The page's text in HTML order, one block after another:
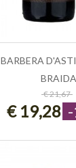
BARBERA
BRAIDA
€ 21,67
€ 19,28